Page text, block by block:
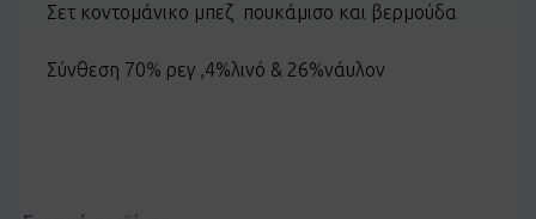
Σετ κοντομάνικο μπεζ πουκάμισο και βερμούδα
Σύνθεση 70% ρεγ ,4%λινό & 26%νάυλον